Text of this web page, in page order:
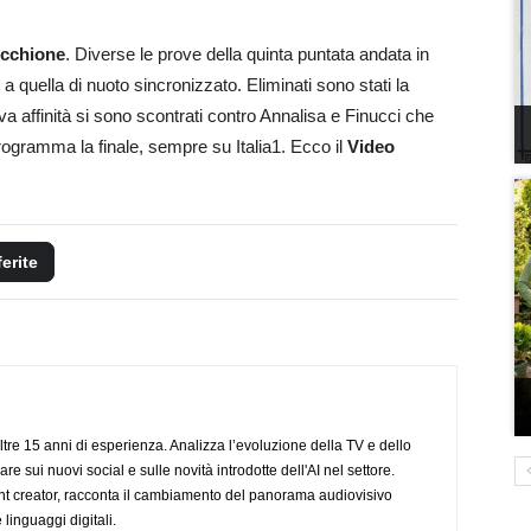
. Diverse le prove della quinta puntata andata in
quella di nuoto sincronizzato. Eliminati sono stati la
affinità si sono scontrati contro Annalisa e Finucci che
la finale, sempre su Italia1. Ecco il Video
15 anni di esperienza. Analizza l’evoluzione della TV e dello
sui nuovi social e sulle novità introdotte dell'AI nel settore.
creator, racconta il cambiamento del panorama audiovisivo
linguaggi digitali.